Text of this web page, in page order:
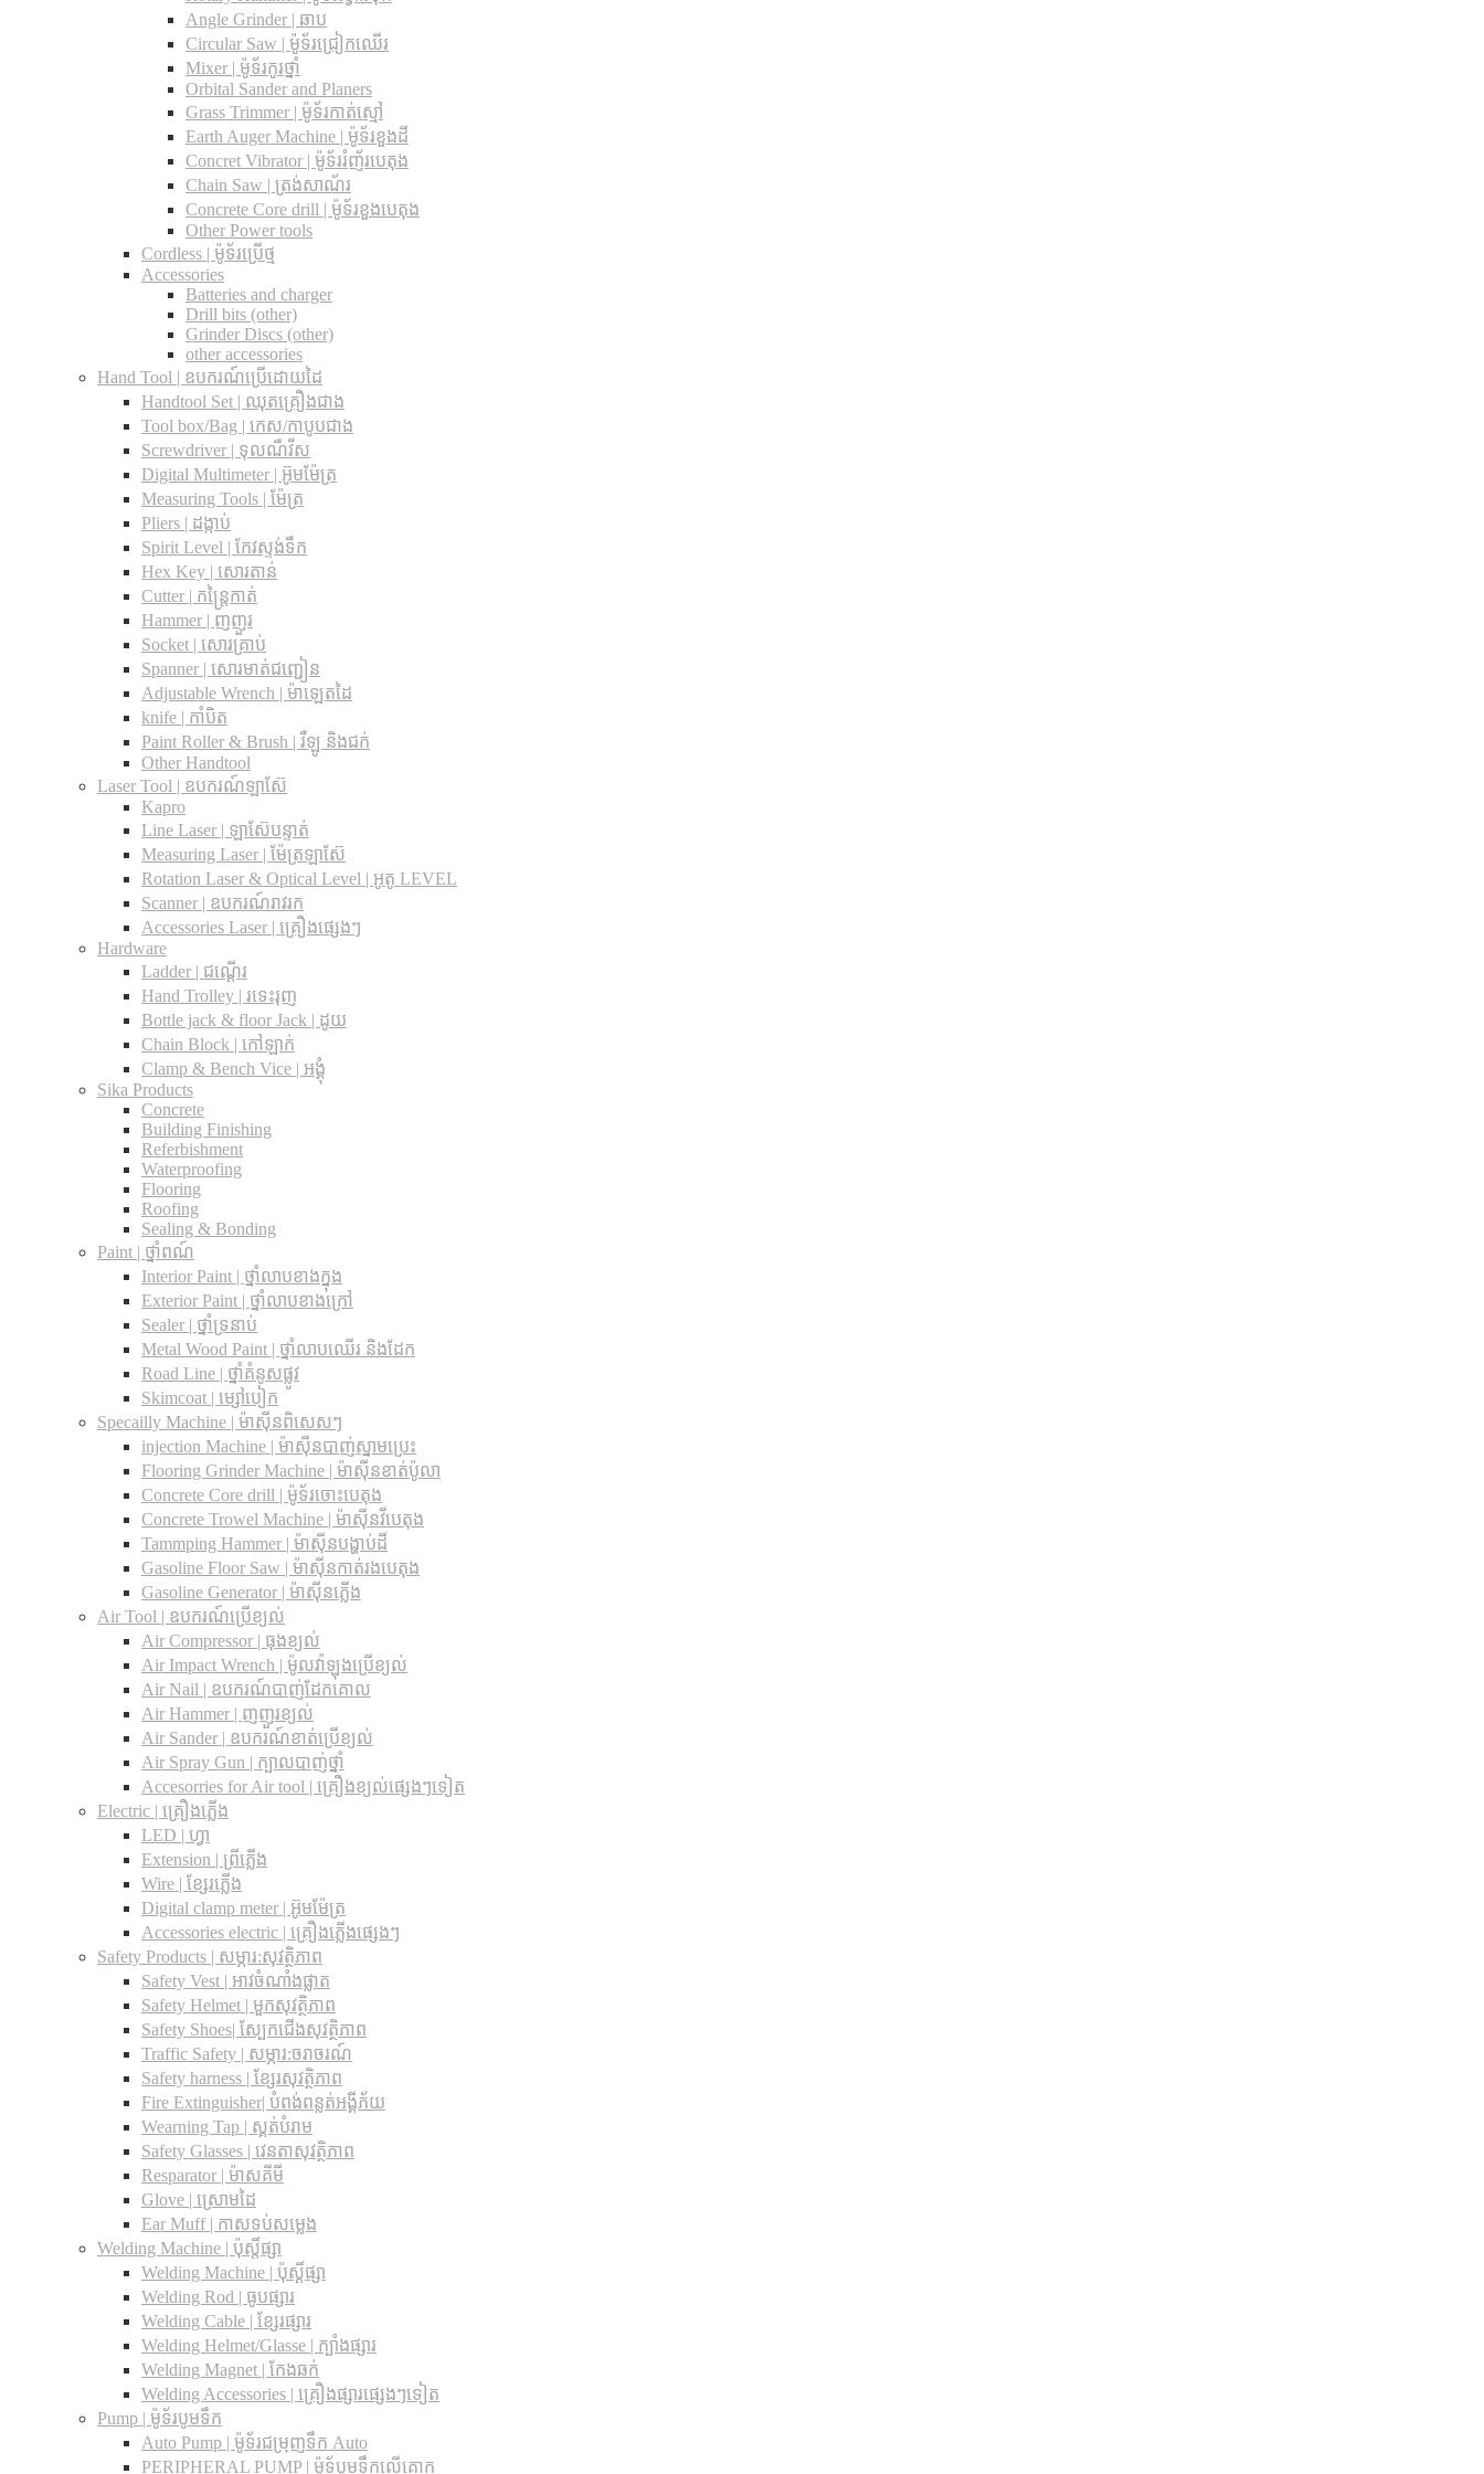
Angle Grinder | ឆាប
Circular Saw​ | ម៉ូទ័រជ្រៀកឈើរ
Mixer | ម៉ូទ័រកូរថ្នាំ
Orbital Sander and Planers
Grass Trimmer | ម៉ូទ័រកាត់ស្មៅ
Earth Auger Machine | ម៉ូទ័រខួងដី
Concret Vibrator | ម៉ូទ័ររំញ័របេតុង
Chain Saw | ត្រង់សាណ័រ
Concrete Core drill | ម៉ូទ័រខួងបេតុង
Other Power tools
Cordless​ | ម៉ូទ័រប្រើថ្ម
Accessories
Batteries and charger
Drill bits (other)
Grinder Discs (other)
other accessories
Hand Tool | ឧបករណ៍ប្រើដោយដៃ
Handtool Set | ឈុតគ្រឿងជាង
Tool box/Bag | កេស/កាបូបជាង
Screwdriver | ទុលណឺវីស
Digital Multimeter | អ៊ូមម៉ែត្រ
Measuring Tools | ម៉ែត្រ
Pliers | ដង្កាប់
Spirit Level | កែវស្ទង់ទឹក
Hex Key | សោរតាន់
Cutter | កន្រ្តៃកាត់
Hammer | ញញួរ
Socket | សោរគ្រាប់
Spanner |​ សោរមាត់ជញ្ជៀន
Adjustable Wrench |​ ម៉ាឡេតដៃ
knife | កាំបិត
Paint Roller & Brush | រឺឡូ និងជក់
Other Handtool
Laser Tool | ឧបករណ៍ឡាស៊ែ
Kapro
Line Laser | ឡាស៊ែបន្ទាត់
Measuring Laser | ម៉ែត្រឡាស៊ែ
Rotation Laser & Optical Level | អូតូ LEVEL
Scanner | ឧបករណ៍រាវរក
Accessories Laser | គ្រឿងផ្សេងៗ
Hardware
Ladder | ជណ្តើរ
Hand Trolley | រទេះរុញ
Bottle jack & floor Jack​ | ដូយ
Chain Block | កៅឡាក់
Clamp & Bench Vice | អង្គុំ
Sika Products
Concrete
Building Finishing
Referbishment
Waterproofing
Flooring
Roofing
Sealing & Bonding
Paint | ថ្នាំពណ៍
Interior Paint | ថ្នាំលាបខាងក្នុង
Exterior Paint | ថ្នាំលាបខាងក្រៅ
Sealer | ថ្នាំទ្រនាប់
Metal Wood Paint | ថ្នាំលាបឈើរ និងដែក
Road Line | ថ្នាំគំនូសផ្លូវ
Skimcoat | ម្សៅបៀក
Specailly Machine | ម៉ាស៊ីនពិសេសៗ
injection Machine | ម៉ាស៊ីនបាញ់ស្នាមប្រេះ
Flooring Grinder Machine | ម៉ាស៊ីនខាត់ប៉ូលា
Concrete Core drill | ម៉ូទ័រចោះបេតុង
Concrete Trowel Machine | ម៉ាស៊ីនវីបេតុង
Tammping Hammer | ម៉ាស៊ីនបង្ហាប់ដី
Gasoline Floor Saw | ម៉ាស៊ីនកាត់រងបេតុង
Gasoline Generator | ម៉ាស៊ីនភ្លើង
Air Tool | ឧបករណ៍ប្រើខ្យល់
Air Compressor | ធុងខ្យល់
Air Impact Wrench | ម៉ូលវ៉ាឡុងប្រើខ្យល់
Air Nail | ឧបករណ៍បាញ់ដែកគោល
Air Hammer | ញញួរខ្យល់
Air Sander | ឧបករណ៍ខាត់ប្រើខ្យល់
Air Spray Gun | ក្បាលបាញ់ថ្នាំ
Accesorries for Air tool | គ្រឿងខ្យល់ផ្សេងៗទៀត
Electric | គ្រឿងភ្លើង
LED | ហ្វា
Extension | ព្រីភ្លើង
Wire | ខ្សែរភ្លើង
Digital clamp meter | អ៊ូមម៉ែត្រ
Accessories electric | គ្រឿងភ្លើងផ្សេងៗ
Safety Products | សម្ភារ:សុវត្ថិភាព
Safety Vest | អាវចំណាំងផ្លាត
Safety Helmet | មួកសុវត្ថិភាព
Safety Shoes| ស្បែកជើងសុវត្ថិភាព
Traffic Safety​ | សម្ភារ:ចរាចរណ៍
Safety harness | ខ្សែរសុវត្ថិភាព
Fire Extinguisher| បំពង់ពន្លត់អង្គីភ័យ
Wearning Tap | ស្គត់បំរាម
Safety Glasses | វេនតាសុវត្ថិភាព
Resparator | ម៉ាសគីមី
Glove | ស្រោមដៃ
Ear Muff | កាសទប់សម្លេង
Welding Machine | ប៉ុស្តិ៍ផ្សា
Welding Machine | ប៉ុស្តិ៍ផ្សា
Welding Rod | ធូបផ្សារ
Welding Cable | ខ្សែរផ្សារ
Welding Helmet/Glasse | ក្បាំងផ្សារ
Welding Magnet | កែងឆក់
Welding Accessories | គ្រឿងផ្សារផ្សេងៗទៀត
Pump | ម៉ូទ័របូមទឹក
Auto Pump | ម៉ូទ័រជម្រុញទឹក Auto
PERIPHERAL PUMP | ម៉ូទ័បូមទឹកលើគោក